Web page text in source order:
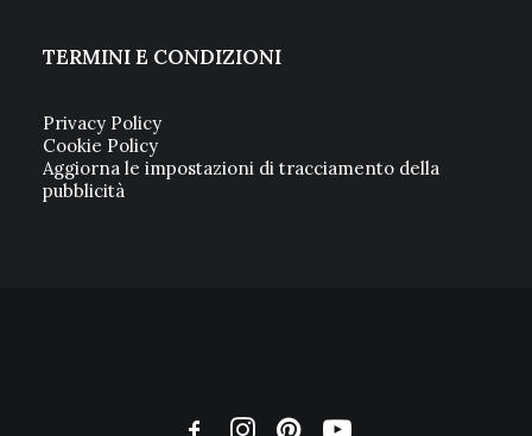
TERMINI E CONDIZIONI
Privacy Policy
Cookie Policy
Aggiorna le impostazioni di tracciamento della
pubblicità